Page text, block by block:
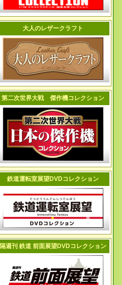
大人のレザークラフト
第二次世界大戦 傑作機コレクション
鉄道運転室展望DVDコレクション
隔週刊 鉄道 前面展望DVDコレクション